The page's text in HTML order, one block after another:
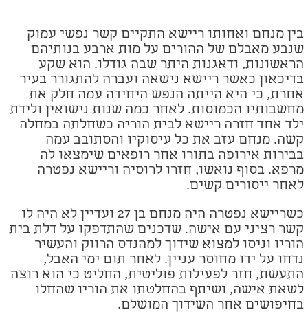
בין מנחם ואחותו ריישא התקיים קשר נפשי עמוק
שנבע מאבלם של ההורים על מות ארבע בנותיהם
הראשונות, ודאגנות היתר שבה גודלו. הוא שקע
בדיכאון כאשר ריישא נישאה ועברה להתגורר בעיר
אחרת, כי היא הייתה הנפש היחידה עמה חלק את
מחשבותיו הכמוסות. לאחר כמה שנות נישואין ולידת
ילד אחד חזרה ריישא לבית הוריה כשחלתה במחלה
קשה. מנחם עזב את כל עיסוקיו והסתובב עמה
בבירות אירופה בתורו אחר רופאים שימצאו לה
מרפא. בסוף נואשו, חזרו לרוסיה וריישא נפטרה
לאחר ייסורים קשים.
כשריישא נפטרה היה מנחם בן 27 ועדיין לא היה לו
קשר רציני עם אישה. שדכנים שהתדפקו על דלת בית
הוריו וניסו למצוא שידוך למהנדס הרווק והעשיר
נדחו על ידו מחוסר עניין. לאחר תום ימי האבל,
התעשת, חזר לפעילות פוליטית, החליט כי הוא רוצה
לשאת אישה, ושיתף בהחלטתו את הוריו שהחלו
בחיפושים אחר השידוך המושלם.